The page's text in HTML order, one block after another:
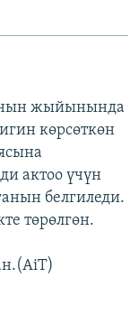
жыйынында
көрсөткөн
актоо үчүн
белгиледи.
төрөлгөн.